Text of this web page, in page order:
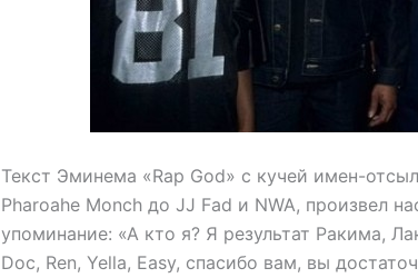
Текст Эминема «Rap God» с кучей имен-
Pharoahe Monch до JJ Fad и NWA, произвел
упоминание: «А кто я? Я результат Ракима,
Doc, Ren, Yella, Easy, спасибо вам, вы